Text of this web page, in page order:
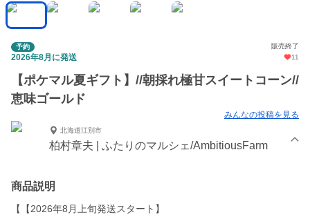
予約 販売終了
2026年8月に発送 11
【ポケマル夏ギフト】//朝採れ極甘スイートコーン//
恵味ゴールド
みんなの投稿を見る
北海道江別市
柏村章夫 | ふたりのマルシェ/AmbitiousFarm
商品説明
【【2026年8月上旬発送スタート】